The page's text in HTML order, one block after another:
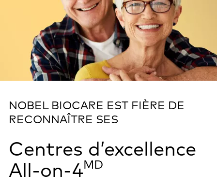
NOBEL BIOCARE EST FIÈRE DE
RECONNAÎTRE SES
Centres d’excellence
All-on-4MD